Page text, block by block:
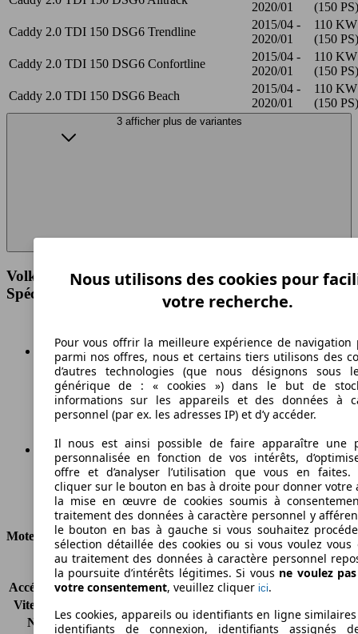
2020/01
(150 PS)
Caddy 2.0 TDI 150 DSG6 Trendline
2015/04 -
2020/01
110 KW
(150 PS)
Caddy 2.0 TDI 150 DSG6 Confortline
2015/04 -
2020/01
110 KW
(150 PS)
Caddy 2.0 TDI 150 DSG6 Beach
2015/04 -
2020/01
110 KW
(150 PS)
3 afficher plus de variantes
Volkswagen Caddy 2.0 TDI 150 DSG6 Trendline
Spécifications techniques
192 km/h
Vitesse maximale
Diesel
Carburant
Moteur et Puissance
KW (CH)
110 kW (150 PS)
Accélération (0-100 km/h) 9.9s
Vitesse maximale (km/h)
Nombre de vitesses
6
Nous utilisons des cookies pour
votre recherche.
Pour vous offrir la meilleure expérience de navigation
parmi nos offres, nous et certains tiers utilisons des
d’autres technologies (que nous désignons sous
générique de : « cookies ») dans le but de
informations sur les appareils et des données à
personnel (par ex. les adresses IP) et d’y accéder.
Il nous est ainsi possible de faire apparaître une
personnalisée en fonction de vos intérêts,
offre et d’analyser l’utilisation que vous en faites.
cliquer sur le bouton en bas à droite pour donner votre
la mise en œuvre de cookies soumis à
traitement des données à caractère personnel y
le bouton en bas à gauche si vous souhaitez
sélection détaillée des cookies ou si vous voulez vous
au traitement des données à caractère personnel
la poursuite d’intérêts légitimes. Si vous ne voulez
votre consentement, veuillez cliquer ici.
Les cookies, appareils ou identifiants en ligne
identifiants de connexion, identifiants assignés